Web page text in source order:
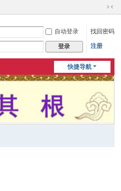
切
到
自动登录 找回密码
登录 注册
快捷导航